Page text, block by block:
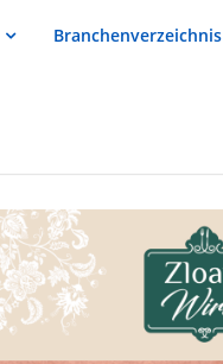
Branchenverzeichnis